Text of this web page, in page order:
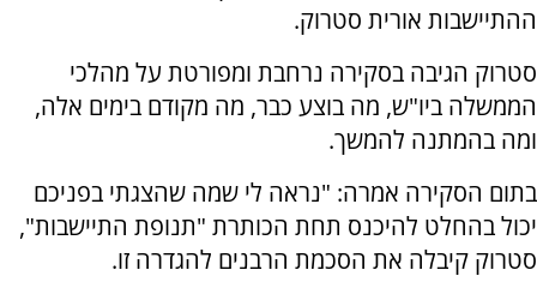
ההתיישבות אורית סטרוק.
סטרוק הגיבה בסקירה נרחבת ומפורטת על מהלכי
הממשלה ביו"ש, מה בוצע כבר, מה מקודם בימים אלה,
ומה בהמתנה להמשך.
בתום הסקירה אמרה: "נראה לי שמה שהצגתי בפניכם
יכול בהחלט להיכנס תחת הכותרת "תנופת התיישבות",
סטרוק קיבלה את הסכמת הרבנים להגדרה זו.